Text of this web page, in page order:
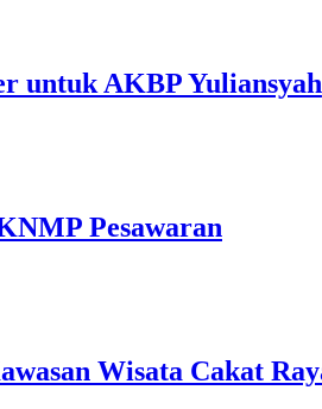
untuk AKBP Yuliansyah
Pesawaran
Wisata Cakat